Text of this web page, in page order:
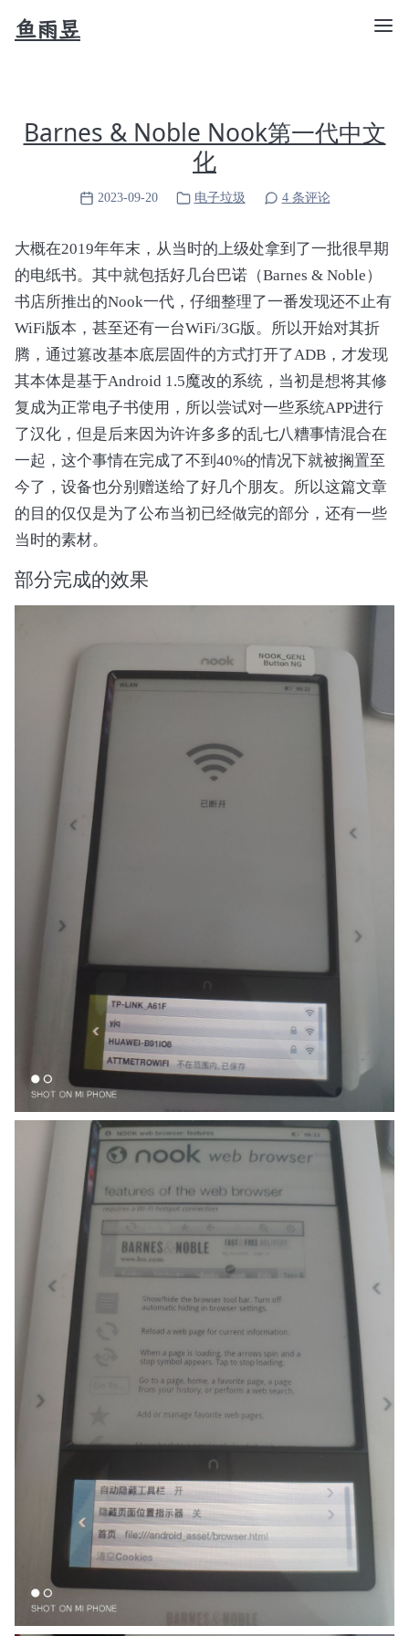
鱼雨昱
Barnes & Noble Nook第一代中文
化
2023-09-20 电子垃圾 4 条评论
大概在2019年年末，从当时的上级处拿到了一批很早期
的电纸书。其中就包括好几台巴诺（Barnes & Noble）
书店所推出的Nook一代，仔细整理了一番发现还不止有
WiFi版本，甚至还有一台WiFi/3G版。所以开始对其折
腾，通过篡改基本底层固件的方式打开了ADB，才发现
其本体是基于Android 1.5魔改的系统，当初是想将其修
复成为正常电子书使用，所以尝试对一些系统APP进行
了汉化，但是后来因为许许多多的乱七八糟事情混合在
一起，这个事情在完成了不到40%的情况下就被搁置至
今了，设备也分别赠送给了好几个朋友。所以这篇文章
的目的仅仅是为了公布当初已经做完的部分，还有一些
当时的素材。
部分完成的效果